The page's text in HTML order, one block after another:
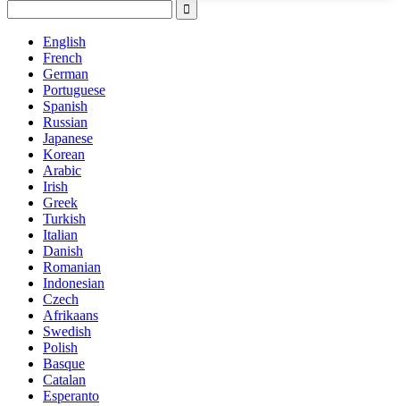
English
French
German
Portuguese
Spanish
Russian
Japanese
Korean
Arabic
Irish
Greek
Turkish
Italian
Danish
Romanian
Indonesian
Czech
Afrikaans
Swedish
Polish
Basque
Catalan
Esperanto